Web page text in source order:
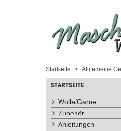
Startseite Allgemeine
STARTSEITE
Wolle/Garne
Zubehör
Anleitungen